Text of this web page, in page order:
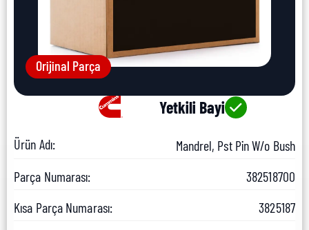
Orijinal Parça
Yetkili Bayi
Ürün Adı:
Mandrel, Pst Pin W/o Bush
Parça Numarası:
382518700
Kısa Parça Numarası:
3825187